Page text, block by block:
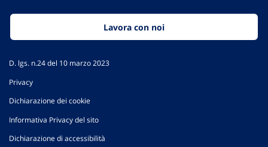
Lavora con noi
D. lgs. n.24 del 10 marzo 2023
Privacy
Dichiarazione dei cookie
Informativa Privacy del sito
Dichiarazione di accessibilità